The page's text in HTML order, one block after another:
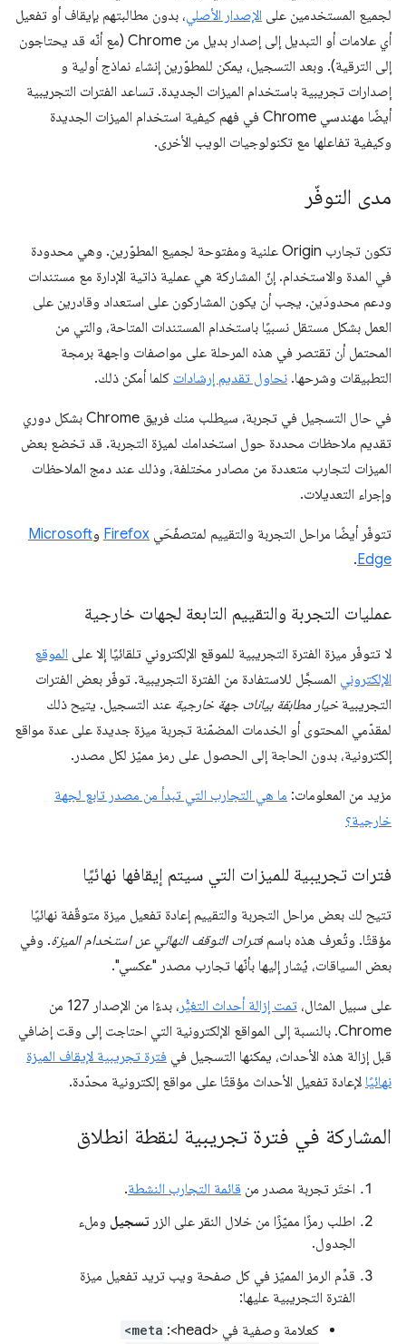
لجميع المستخدمين على الإصدار الأصلي، بدون مطالبتهم بإيقاف أو تفعيل
أي علامات أو التبديل إلى إصدار بديل من Chrome (مع أنّه قد يحتاجون
إلى الترقية). وبعد التسجيل، يمكن للمطوّرين إنشاء نماذج أولية و
إصدارات تجريبية باستخدام الميزات الجديدة. تساعد الفترات التجريبية
أيضًا مهندسي Chrome في فهم كيفية استخدام الميزات الجديدة
وكيفية تفاعلها مع تكنولوجيات الويب الأخرى.
مدى التوفّر
تكون تجارب Origin علنية ومفتوحة لجميع المطوّرين. وهي محدودة
في المدة والاستخدام. إنّ المشاركة هي عملية ذاتية الإدارة مع مستندات
ودعم محدودَين. يجب أن يكون المشاركون على استعداد وقادرين على
العمل بشكل مستقل نسبيًا باستخدام المستندات المتاحة، والتي من
المحتمل أن تقتصر في هذه المرحلة على مواصفات واجهة برمجة
التطبيقات وشرحها. نحاول تقديم إرشادات كلما أمكن ذلك.
في حال التسجيل في تجربة، سيطلب منك فريق Chrome بشكل دوري
تقديم ملاحظات محددة حول استخدامك لميزة التجربة. قد تخضع بعض
الميزات لتجارب متعددة من مصادر مختلفة، وذلك عند دمج الملاحظات
وإجراء التعديلات.
تتوفّر أيضًا مراحل التجربة والتقييم لمتصفّحَي Firefox وMicrosoft
Edge
.
عمليات التجربة والتقييم التابعة لجهات خارجية
لا تتوفّر ميزة الفترة التجريبية للموقع الإلكتروني تلقائيًا إلا على الموقع
الإلكتروني المسجَّل للاستفادة من الفترة التجريبية. توفّر بعض الفترات
التجريبية خيار مطابقة بيانات جهة خارجية عند التسجيل. يتيح ذلك
لمقدّمي المحتوى أو الخدمات المضمّنة تجربة ميزة جديدة على عدة مواقع
إلكترونية، بدون الحاجة إلى الحصول على رمز مميّز لكل مصدر.
مزيد من المعلومات: ما هي التجارب التي تبدأ من مصدر تابع لجهة
خارجية؟
فترات تجريبية للميزات التي سيتم إيقافها نهائيًا
تتيح لك بعض مراحل التجربة والتقييم إعادة تفعيل ميزة متوقّفة نهائيًا
مؤقتًا. وتُعرف هذه باسمفترات التوقف النهائي عن استخدام الميزة. وفي
بعض السياقات، يُشار إليها بأنّها تجارب مصدر "عكسي".
على سبيل المثال، تمت إزالة أحداث التغيُّر
، بدءًا من الإصدار 127 من
Chrome. بالنسبة إلى المواقع الإلكترونية التي احتاجت إلى وقت إضافي
قبل إزالة هذه الأحداث، يمكنها التسجيل في فترة تجريبية لإيقاف الميزة
نهائيًا لإعادة تفعيل الأحداث مؤقتًا على مواقع إلكترونية محدّدة.
المشاركة في فترة تجريبية لنقطة انطلاق
اختَر تجربة مصدر من قائمة التجارب النشطة.
اطلب رمزًا مميّزًا من خلال النقر على الزر تسجيل وملء
الجدول.
قدِّم الرمز المميّز في كل صفحة ويب تريد تفعيل ميزة
الفترة التجريبية عليها:
كعلامة وصفية في <head>:
<meta